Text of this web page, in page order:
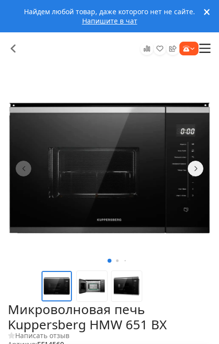
Найдем любой товар, даже которого нет не сайте.
Напишите в чат
Микроволновая печь
Kuppersberg HMW 651 BX
Написать отзыв